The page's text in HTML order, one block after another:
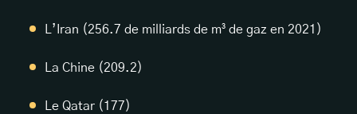
L’Iran (256.7 de milliards de m³ de gaz en 2021)
La Chine (209.2)
Le Qatar (177)